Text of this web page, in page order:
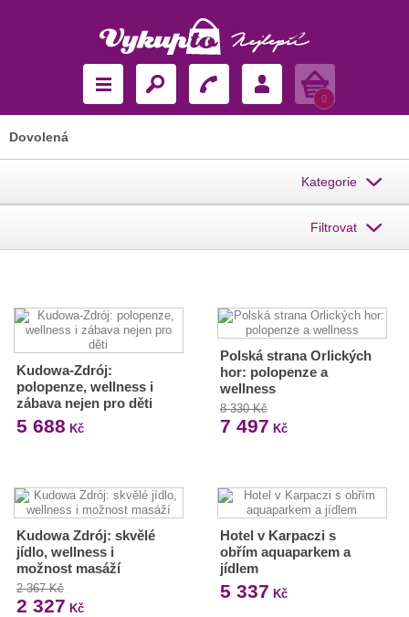
Košík
0
Dovolená
Kategorie
Filtrovat
Kudowa-Zdrój:
polopenze, wellness i
zábava nejen pro děti
5 688 Kč
Polská strana Orlických
hor: polopenze a
wellness
8 330 Kč
7 497 Kč
Kudowa Zdrój: skvělé
jídlo, wellness i
možnost masáží
2 367 Kč
2 327 Kč
Hotel v Karpaczi s
obřím aquaparkem a
jídlem
5 337 Kč